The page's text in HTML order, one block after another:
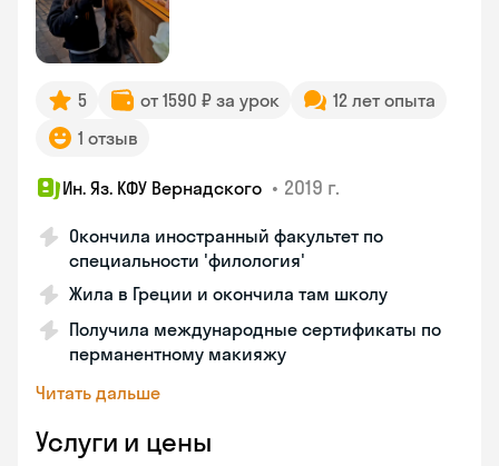
5 от 1590 ₽ за урок
12 лет опыта
1 отзыв
Ин. Яз. КФУ Вернадского • 2019 г.
Окончила иностранный факультет по
специальности 'филология'
Жила в Греции и окончила там школу
Получила международные сертификаты по
перманентному макияжу
Читать дальше
Услуги и цены